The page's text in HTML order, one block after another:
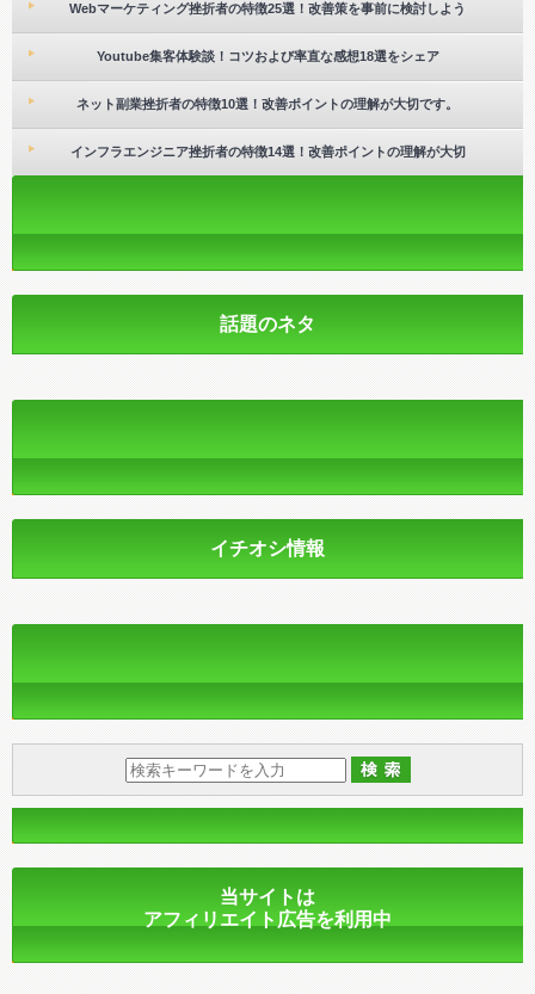
Webマーケティング挫折者の特徴25選！改善策を事前に検討しよう
Youtube集客体験談！コツおよび率直な感想18選をシェア
ネット副業挫折者の特徴10選！改善ポイントの理解が大切です。
インフラエンジニア挫折者の特徴14選！改善ポイントの理解が大切
話題のネタ
イチオシ情報
当サイトは
アフィリエイト広告を利用中